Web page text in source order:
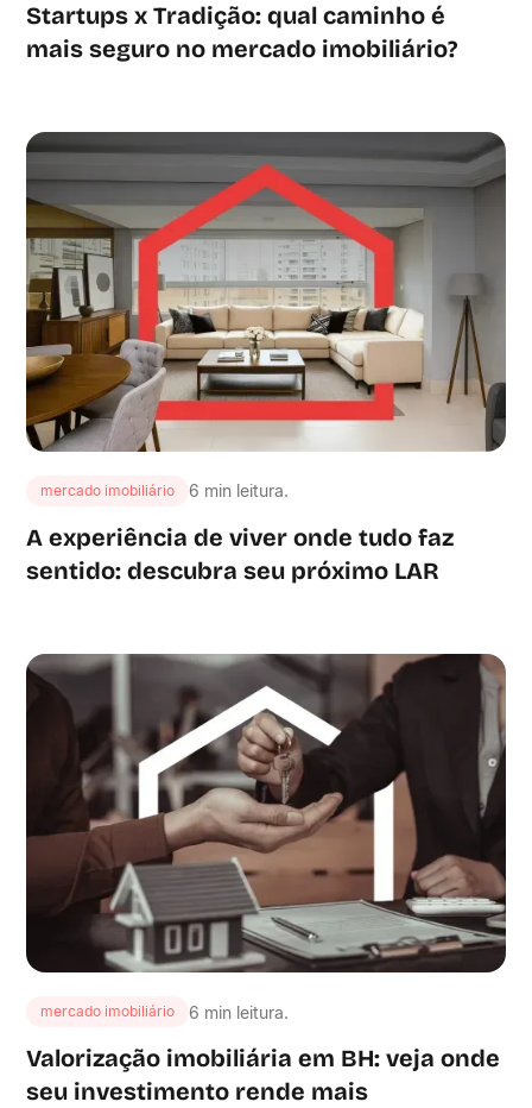
Startups x Tradição: qual caminho é
mais seguro no mercado imobiliário?
mercado imobiliário 6 min leitura.
A experiência de viver onde tudo faz
sentido: descubra seu próximo LAR
mercado imobiliário 6 min leitura.
Valorização imobiliária em BH: veja onde
seu investimento rende mais